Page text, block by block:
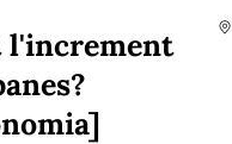
l'increment